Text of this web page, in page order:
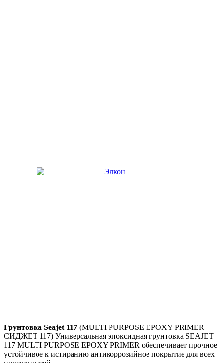
Грунтовка Seajet 117 (MULTI PURPOSE EPOXY PRIMER
СИДЖЕТ 117) Универсальная эпоксидная грунтовка SEAJET
117 MULTI PURPOSE EPOXY PRIMER обеспечивает прочное
устойчивое к истиранию антикоррозийное покрытие для всех